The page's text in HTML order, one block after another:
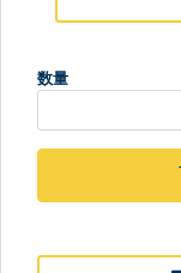
数量